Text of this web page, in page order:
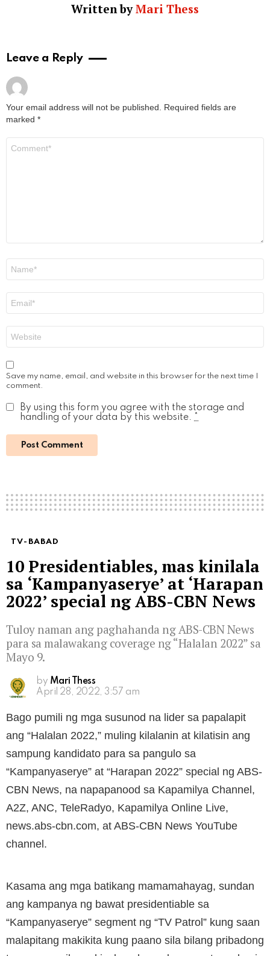
Written byMari Thess
Leave a Reply
Your email address will not be published.
Required fields are
marked *
Save my name, email, and website in this browser for the next time I
comment.
By using this form you agree with the storage and
handling of your data by this website. *
TV-BABAD
10 Presidentiables, mas kinilala
sa ‘Kampanyaserye’ at ‘Harapan
2022’ special ng ABS-CBN News
Tuloy naman ang paghahanda ng ABS-CBN News
para sa malawakang coverage ng “Halalan 2022” sa
Mayo 9.
by Mari Thess
April 28, 2022, 3:57 am
Bago pumili ng mga susunod na lider sa papalapit
ang “Halalan 2022,” muling kilalanin at kilatisin ang
sampung kandidato para sa pangulo sa
“Kampanyaserye” at “Harapan 2022” special ng ABS-
CBN News, na napapanood sa Kapamilya Channel,
A2Z, ANC, TeleRadyo, Kapamilya Online Live,
news.abs-cbn.com, at ABS-CBN News YouTube
channel.
Kasama ang mga batikang mamamahayag, sundan
ang kampanya ng bawat presidentiable sa
“Kampanyaserye” segment ng “TV Patrol” kung saan
malapitang makikita kung paano sila bilang pribadong